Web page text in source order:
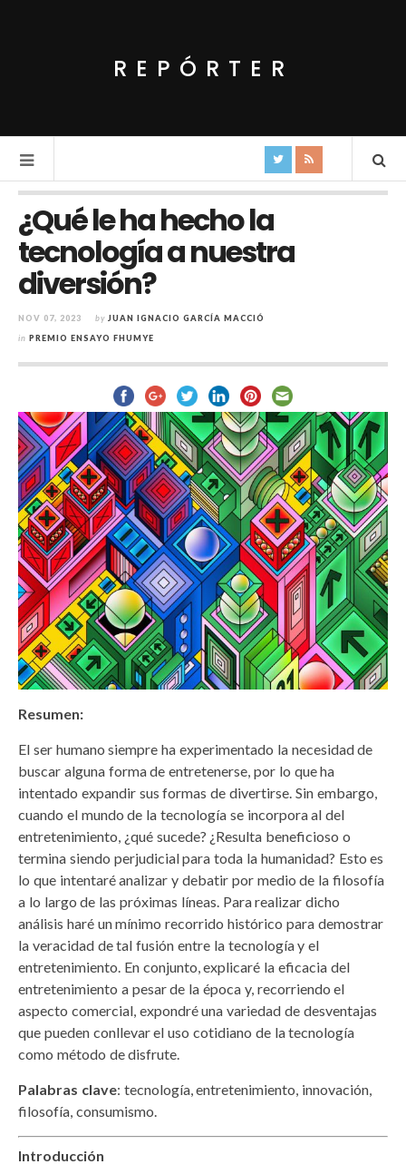
REPÓRTER
¿Qué le ha hecho la
tecnología a nuestra
diversión?
NOV 07, 2023 by JUAN IGNACIO GARCÍA MACCIÓ
in PREMIO ENSAYO FHUMYE
Resumen:
El ser humano siempre ha experimentado la necesidad de
buscar alguna forma de entretenerse, por lo que ha
intentado expandir sus formas de divertirse. Sin embargo,
cuando el mundo de la tecnología se incorpora al del
entretenimiento, ¿qué sucede? ¿Resulta beneficioso o
termina siendo perjudicial para toda la humanidad? Esto es
lo que intentaré analizar y debatir por medio de la filosofía
a lo largo de las próximas líneas. Para realizar dicho
análisis haré un mínimo recorrido histórico para demostrar
la veracidad de tal fusión entre la tecnología y el
entretenimiento. En conjunto, explicaré la eficacia del
entretenimiento a pesar de la época y, recorriendo el
aspecto comercial, expondré una variedad de desventajas
que pueden conllevar el uso cotidiano de la tecnología
como método de disfrute.
Palabras clave: tecnología, entretenimiento, innovación,
filosofía, consumismo.
Introducción